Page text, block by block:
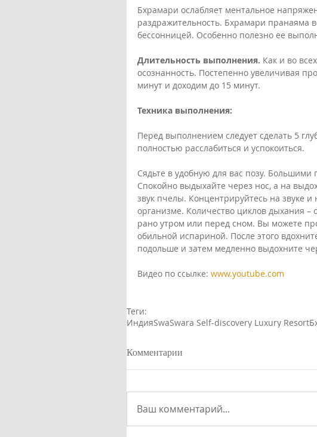
Бхрамари ослабляет ментальное
раздражительность. Бхрамари пранаяма
бессонницей. Особенно полезно ее
Длительность выполнения. Как и во
осознанность. Постепенно увеличивая
минут и доходим до 15 минут.
Техника выполнения:
Перед выполнением следует сделать 5
полностью расслабиться и успокоиться.
Сядьте в удобную для вас позу.
Спокойно выдыхайте через нос, а на
звук пчелы. Концентрируйтесь на звуке
организме. Количество циклов дыхания –
рано утром или перед сном. Вы можете
обильной испариной. После этого
подольше и затем медленно выдохните
Видео по ссылке: www.youtube.com
Теги:
ИндияSwaSwara Self-discovery Luxury Resort
Комментарии
Ваш комментарий...